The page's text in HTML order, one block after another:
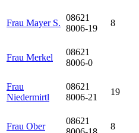
Frau Mayer S.
08621
8006-19
8
Frau Merkel
08621
8006-0
Frau
Niedermirtl
08621
8006-21
19
Frau Ober
08621
8